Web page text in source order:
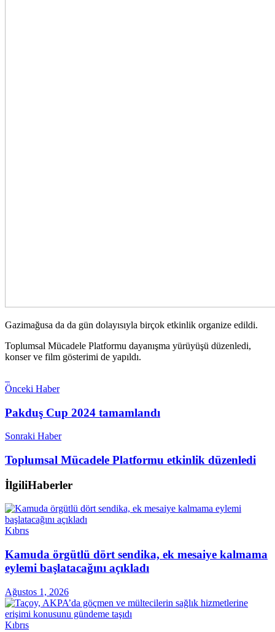
Gazimağusa da da gün dolayısıyla birçok etkinlik organize edildi.
Toplumsal Mücadele Platformu dayanışma yürüyüşü düzenledi,
konser ve film gösterimi de yapıldı.
Önceki Haber
Pakduş Cup 2024 tamamlandı
Sonraki Haber
Toplumsal Mücadele Platformu etkinlik düzenledi
İlgiliHaberler
Kıbrıs
Kamuda örgütlü dört sendika, ek mesaiye kalmama
eylemi başlatacağını açıkladı
Ağustos 1, 2026
Kıbrıs